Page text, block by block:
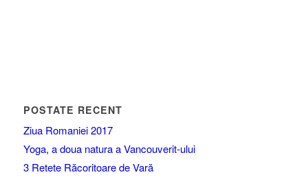
POSTATE RECENT
Ziua Romaniei 2017
Yoga, a doua natura a Vancouverit-ului
3 Retete Răcoritoare de Vară